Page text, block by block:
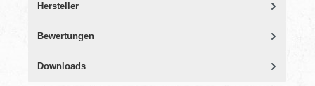
Hersteller
Bewertungen
Downloads